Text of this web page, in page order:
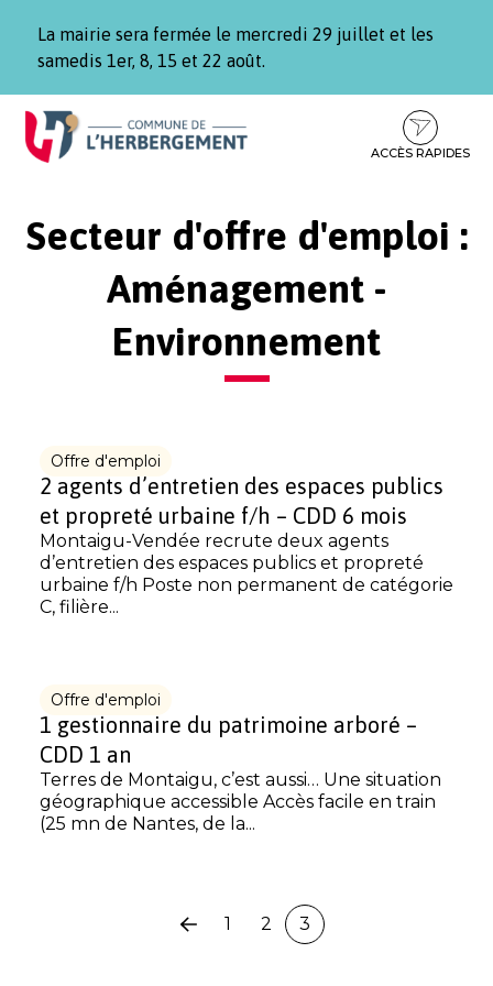
La mairie sera fermée le mercredi 29 juillet et les
samedis 1er, 8, 15 et 22 août.
Aller
Aller
contenu
Aller
pied
ACCÈS RAPIDES
Secteur d'offre d'emploi :
Aménagement -
Environnement
Offre d'emploi
2 agents d’entretien des espaces publics
et propreté urbaine f/h – CDD 6 mois
Montaigu-Vendée recrute deux agents
d’entretien des espaces publics et propreté
urbaine f/h Poste non permanent de catégorie
C, filière...
Offre d'emploi
1 gestionnaire du patrimoine arboré –
CDD 1 an
Terres de Montaigu, c’est aussi… Une situation
géographique accessible Accès facile en train
(25 mn de Nantes, de la...
Page1 2 3